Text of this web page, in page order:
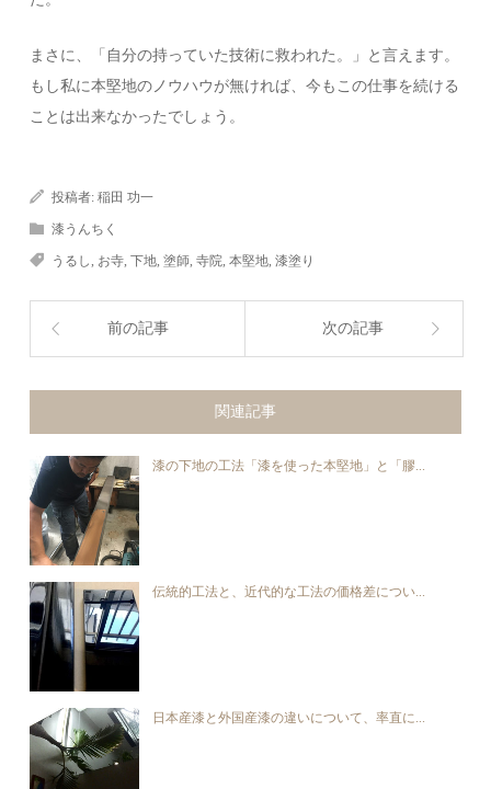
まさに、「自分の持っていた技術に救われた。」と言えます。
もし私に本堅地のノウハウが無ければ、今もこの仕事を続ける
ことは出来なかったでしょう。
投稿者:稲田 功一
漆うんちく
うるし お寺 ,下地 ,塗師 ,寺院 ,本堅地 ,漆塗り
前の記事 次の記事
関連記事
漆の下地の工法「漆を使った本堅地」と「膠...
伝統的工法と、近代的な工法の価格差につい...
日本産漆と外国産漆の違いについて、率直に...